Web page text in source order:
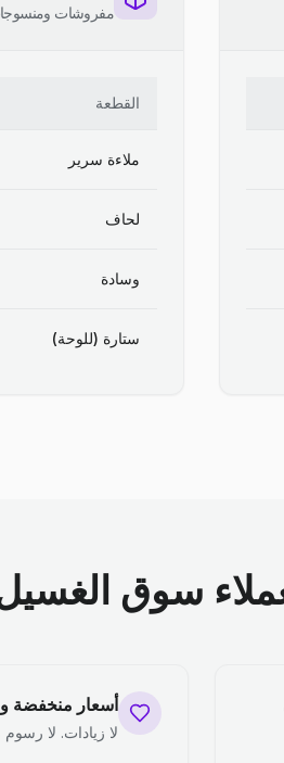
مفروشات
القطعة
ملاءة سرير
لحاف
وسادة
ستارة (للوحة)
سوق الغسيل
أسعار منخفضة
لا زيادات. لا